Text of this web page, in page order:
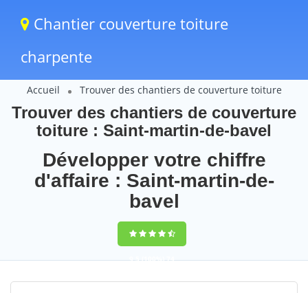
Chantier couverture toiture
charpente
Accueil Trouver des chantiers de couverture toiture
Trouver des chantiers de couverture
toiture : Saint-martin-de-bavel
Développer votre chiffre
d'affaire : Saint-martin-de-
bavel
9,5(100%)74
votes